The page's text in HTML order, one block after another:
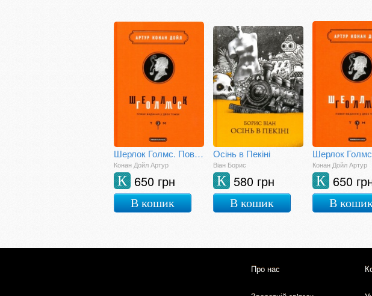
Шерлок Голмс. Повне видання у двох томах. Том 2
Конан Дойл Артур
650 грн
К
В кошик
Осінь в Пекіні
Віан Борис
580 грн
К
В кошик
Конан Дойл Артур
650
К
В
Про нас